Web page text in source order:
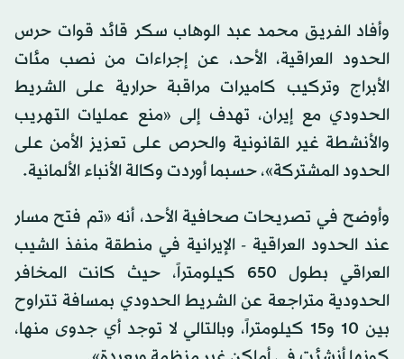
وأفاد الفريق محمد عبد الوهاب سكر قائد قوات حرس
الحدود العراقية، الأحد، عن إجراءات من نصب مئات
الأبراج وتركيب كاميرات مراقبة حرارية على الشريط
الحدودي مع إيران، تهدف إلى «منع عمليات التهريب
والأنشطة غير القانونية والحرص على تعزيز الأمن على
الحدود المشتركة»، حسبما أوردت وكالة الأنباء الألمانية.
وأوضح في تصريحات صحافية الأحد، أنه «تم فتح مسار
عند الحدود العراقية - الإيرانية في منطقة منفذ الشيب
العراقي بطول 650 كيلومتراً، حيث كانت المخافر
الحدودية متراجعة عن الشريط الحدودي بمسافة تتراوح
بين 10 و15 كيلومتراً، وبالتالي لا توجد أي جدوى منها،